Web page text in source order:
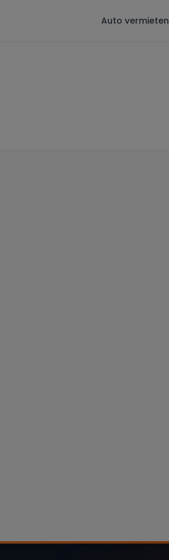
Auto vermieten